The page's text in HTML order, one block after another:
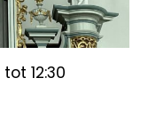
tot 12:30